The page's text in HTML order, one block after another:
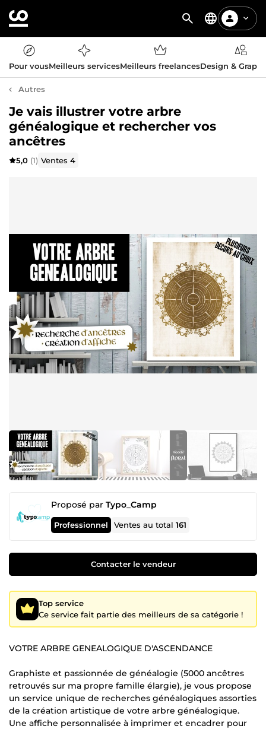
Pour vousMeilleurs servicesMeilleurs freelancesDesign &
Autres
Je vais illustrer votre arbre
généalogique et rechercher vos
ancêtres
5,0 (1) Ventes4
Proposé par Typo_Camp
Professionnel Ventes au total161
Contacter le vendeur
Top service
Ce service fait partie des meilleurs de sa catégorie !
VOTRE ARBRE GENEALOGIQUE D'ASCENDANCE
Graphiste et passionnée de généalogie (5000 ancêtres
retrouvés sur ma propre famille élargie), je vous propose
un service unique de recherches généalogiques assorties
de la création artistique de votre arbre généalogique.
Une affiche personnalisée à imprimer et encadrer pour